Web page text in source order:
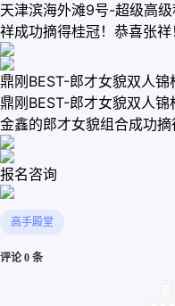
天津滨海外滩9号-超级高
祥成功摘得桂冠！恭喜张祥
鼎刚BEST-郎才女貌双人锦
鼎刚BEST-郎才女貌双人
金鑫的郎才女貌组合成功摘
报名咨询
高手殿堂
评论 0 条